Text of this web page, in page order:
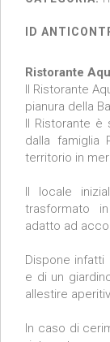
ID
Ristorante
Il Ristorante
pianura della
Il Ristorante
dalla famiglia
territorio in
Il locale
trasformato
adatto ad
Dispone infatti
e di un
allestire
In caso di